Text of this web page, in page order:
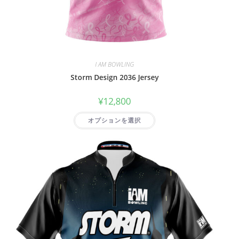
I AM BOWLING
Storm Design 2036 Jersey
¥12,800
オプションを選択